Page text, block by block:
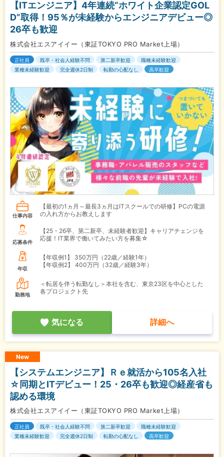
【ITエンジニア】4年連続“ホワイト企業認定GOL
D”取得！95％が未経験からエンジニアデビュー◎
26卒も歓迎
株式会社エスアイイー（東証TOKYO PRO Market上場）
正社員 既卒・社会人経験不問 第二新卒歓迎
職種未経験歓迎
業種未経験歓迎
完全週休2日制 転勤の心配なし 高卒歓迎
仕事内容
【最初の1ヵ月～最長3ヵ月はITスクールでの研修】PCの電源
の入れ方からお教えします
応募条件
【25・26卒、第二新卒、未経験者歓迎】キャリアチェンジを
応援！IT業界で働いてみたい方を募集☆
年収
【年収例1】
350万円（22歳／経験1年）
【年収例2】
400万円（32歳／経験3年）
勤務地
＜転居を伴う転勤なし＞本社を含む、東京23区を中心とした
各プロジェクト先
気になる 詳細へ
New
【システムエンジニア】Ｒｅ就活から105名入社
☆同期とITデビュー！25・26卒も歓迎◎経産省も
認める環境
株式会社エスアイイー（東証TOKYO PRO Market上場）
正社員 既卒・社会人経験不問 第二新卒歓迎
職種未経験歓迎
業種未経験歓迎
完全週休2日制 転勤の心配なし 高卒歓迎